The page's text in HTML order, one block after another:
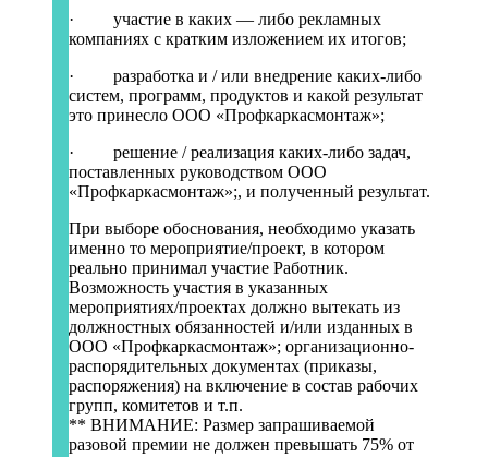
· участие в каких — либо рекламных
компаниях с кратким изложением их итогов;
· разработка и / или внедрение каких-либо
систем, программ, продуктов и какой результат
это принесло ООО «Профкаркасмонтаж»;
· решение / реализация каких-либо задач,
поставленных руководством ООО
«Профкаркасмонтаж»;, и полученный результат.
При выборе обоснования, необходимо указать
именно то мероприятие/проект, в котором
реально принимал участие Работник.
Возможность участия в указанных
мероприятиях/проектах должно вытекать из
должностных обязанностей и/или изданных в
ООО «Профкаркасмонтаж»; организационно-
распорядительных документах (приказы,
распоряжения) на включение в состав рабочих
групп, комитетов и т.п.
** ВНИМАНИЕ: Размер запрашиваемой
разовой премии не должен превышать 75% от